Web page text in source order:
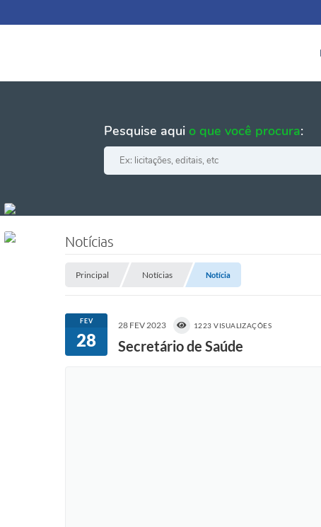
Pesquise aqui o que você procura:
Notícias
Principal Notícias Notícia
FEV
28
28 FEV 2023 1223 VISUALIZAÇÕES
Secretário de Saúde